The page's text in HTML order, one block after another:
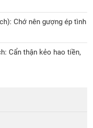
Chớ nên gượng ép tình
Cẩn thận kẻo hao tiền,